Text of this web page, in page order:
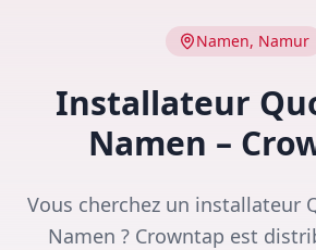
Namen, Namur
Installateur
Namen –
Vous cherchez un installateur
Namen ? Crowntap est